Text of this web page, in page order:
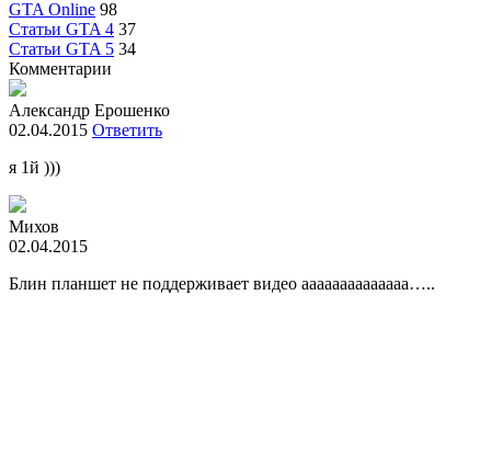
GTA Online 98
Статьи GTA 4 37
Статьи GTA 5 34
Комментарии
Александр Ерошенко
02.04.2015 Ответить
я 1й )))
Михов
02.04.2015
Блин планшет не поддерживает видео аааааааааааааа…..